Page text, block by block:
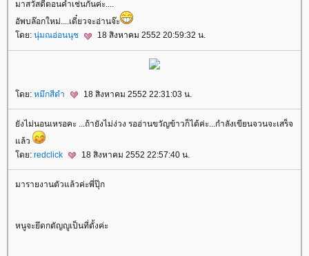
มาสวัสดีตอนค่ำเช่นกันค่ะ....
อัพบล๊อกใหม่....เดี๋ยวจะอ่านจ๊ะ
ดย: นุ่มณอ่อนนุช 18 สิงหาคม 2552 20:59:32 น.
ดย: หมึกสีดำ 18 สิงหาคม 2552 22:31:03 น.
ังไม่นอนเหรอคะ ...ถ้ายังไม่ง่วง รออ่านขวัญข้าวก็ได้ค่ะ...กำลังเขียนจวนจะเสร็จ
ล้ว
ดย: redclick 18 สิงหาคม 2552 22:57:40 น.
มารายงานตัวแล้วค่ะพี่ปุ๊ก
หนูจะยึดกตัญญูเป็นที่ตั้งค่ะ